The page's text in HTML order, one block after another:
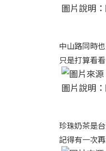
圖片說明
中山路同時
只是打算看
圖片說明
珍珠奶茶是
記得有一次